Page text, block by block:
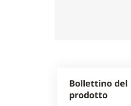
Bollettino del
prodotto